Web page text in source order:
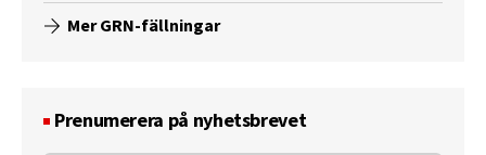
Mer GRN-fällningar
Prenumerera på nyhetsbrevet